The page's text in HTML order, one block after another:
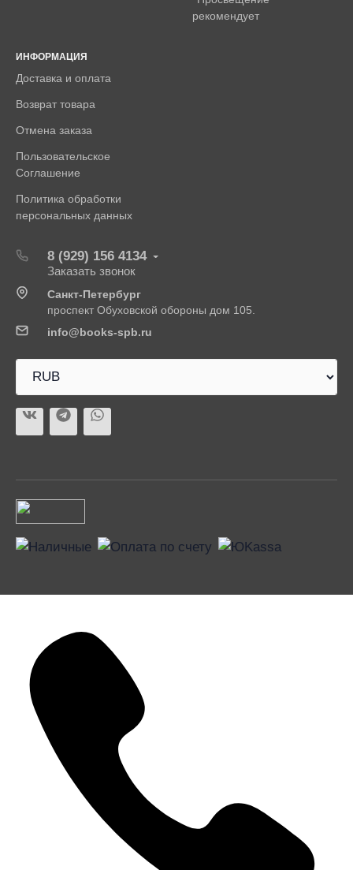
рекомендует
ИНФОРМАЦИЯ
Доставка и оплата
Возврат товара
Отмена заказа
Пользовательское
Соглашение
Политика обработки
персональных данных
8 (929) 156 4134
Заказать звонок
Санкт-Петербург
проспект Обуховской обороны дом 105.
info@books-spb.ru